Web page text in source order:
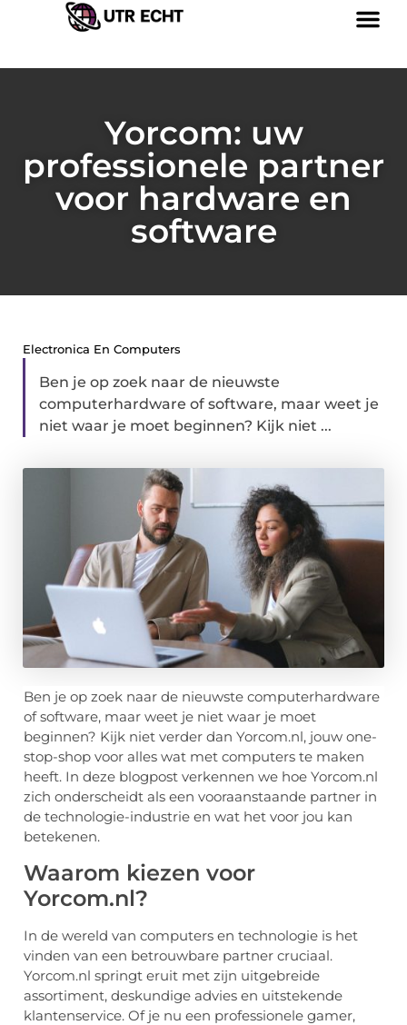
Yorcom: uw
professionele partner
voor hardware en
software
Electronica En Computers
Ben je op zoek naar de nieuwste
computerhardware of software, maar weet je
niet waar je moet beginnen? Kijk niet ...
Ben je op zoek naar de nieuwste computerhardware
of software, maar weet je niet waar je moet
beginnen? Kijk niet verder dan Yorcom.nl, jouw one-
stop-shop voor alles wat met computers te maken
heeft. In deze blogpost verkennen we hoe Yorcom.nl
zich onderscheidt als een vooraanstaande partner in
de technologie-industrie en wat het voor jou kan
betekenen.
Waarom kiezen voor
Yorcom.nl?
In de wereld van computers en technologie is het
vinden van een betrouwbare partner cruciaal.
Yorcom.nl springt eruit met zijn uitgebreide
assortiment, deskundige advies en uitstekende
klantenservice. Of je nu een professionele gamer,